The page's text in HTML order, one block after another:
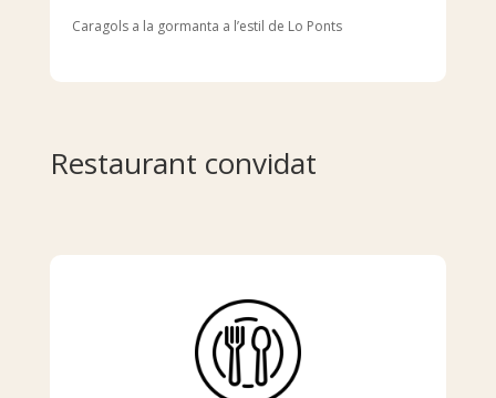
Caragols a la gormanta a l’estil de Lo Ponts
Restaurant convidat